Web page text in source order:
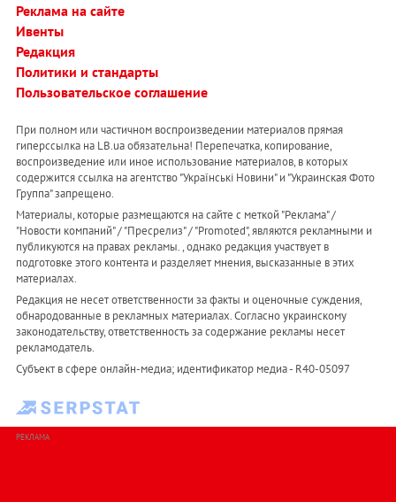
Реклама на сайте
Ивенты
Редакция
Политики и стандарты
Пользовательское соглашение
При полном или частичном воспроизведении материалов прямая
гиперссылка на LB.ua обязательна! Перепечатка, копирование,
воспроизведение или иное использование материалов, в которых
содержится ссылка на агентство "Українськi Новини" и "Украинская Фото
Группа" запрещено.
Материалы, которые размещаются на сайте с меткой "Реклама" /
"Новости компаний" / "Пресрелиз" / "Promoted", являются рекламными и
публикуются на правах рекламы. , однако редакция участвует в
подготовке этого контента и разделяет мнения, высказанные в этих
материалах.
Редакция не несет ответственности за факты и оценочные суждения,
обнародованные в рекламных материалах. Согласно украинскому
законодательству, ответственность за содержание рекламы несет
рекламодатель.
Субъект в сфере онлайн-медиа; идентификатор медиа - R40-05097
РЕКЛАМА